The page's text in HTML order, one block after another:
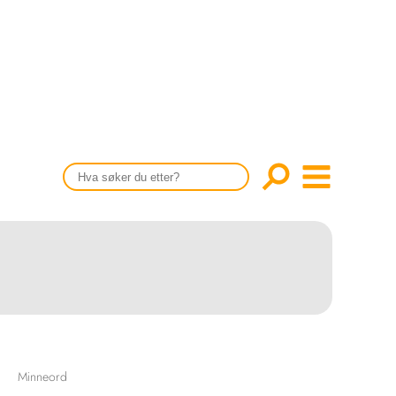
Minneord